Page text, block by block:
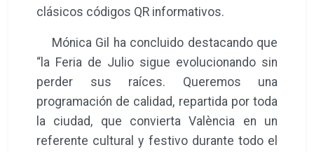
clásicos códigos QR informativos.
Mónica Gil ha concluido destacando que
“la Feria de Julio sigue evolucionando sin
perder sus raíces. Queremos una
programación de calidad, repartida por toda
la ciudad, que convierta València en un
referente cultural y festivo durante todo el